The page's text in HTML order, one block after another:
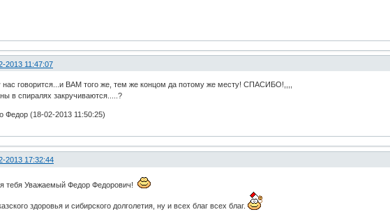
2013 11:47:07
нас говорится...и ВАМ того же, тем же концом да потому же месту! СПАСИБО!,,,,
в спиралях закручиваются.....?
Федор (18-02-2013 11:50:25)
2013 17:32:44
тебя Уважаемый Федор Федорович!
здоровья и сибирского долголетия, ну и всех благ всех благ.